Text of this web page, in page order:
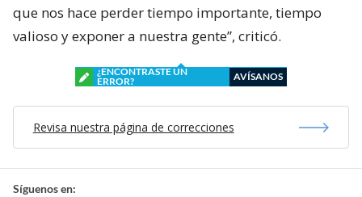
que nos hace perder tiempo importante, tiempo
valioso y exponer a nuestra gente”, criticó.
¿ENCONTRASTE UN
ERROR?
AVÍSANOS
Revisa nuestra página de correcciones
Síguenos en: